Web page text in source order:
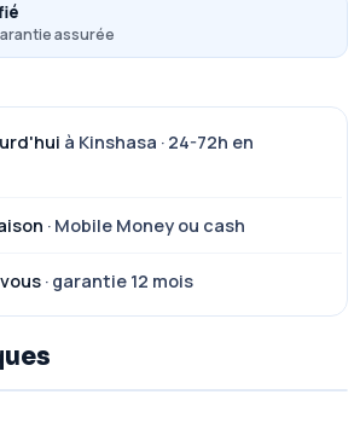
assurée
à Kinshasa · 24-72h en
· Mobile Money ou cash
· garantie 12 mois